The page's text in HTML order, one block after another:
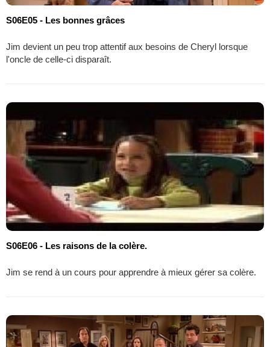
S06E05 - Les bonnes grâces
Jim devient un peu trop attentif aux besoins de Cheryl lorsque
l'oncle de celle-ci disparaît.
S06E06 - Les raisons de la colère.
Jim se rend à un cours pour apprendre à mieux gérer sa colère.